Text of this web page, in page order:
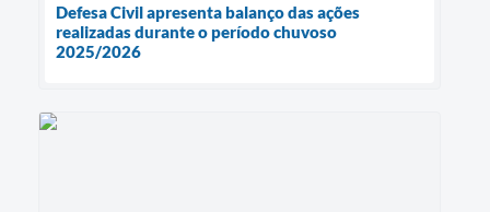
Defesa Civil apresenta balanço das ações
realizadas durante o período chuvoso
2025/2026